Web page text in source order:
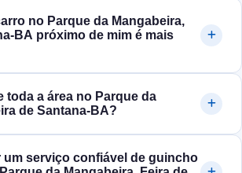
no Parque da Mangabeira,
próximo de mim é mais
toda a área no Parque da
de Santana‑BA?
um serviço confiável de guincho